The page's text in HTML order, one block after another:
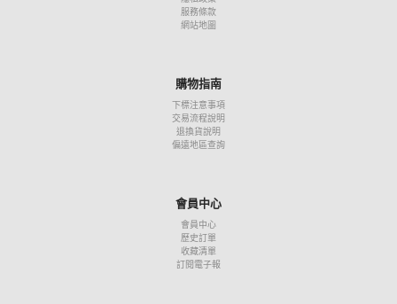
服務條款
網站地圖
購物指南
下標注意事項
交易流程說明
退換貨說明
偏遠地區查詢
會員中心
會員中心
歷史訂單
收藏清單
訂閱電子報